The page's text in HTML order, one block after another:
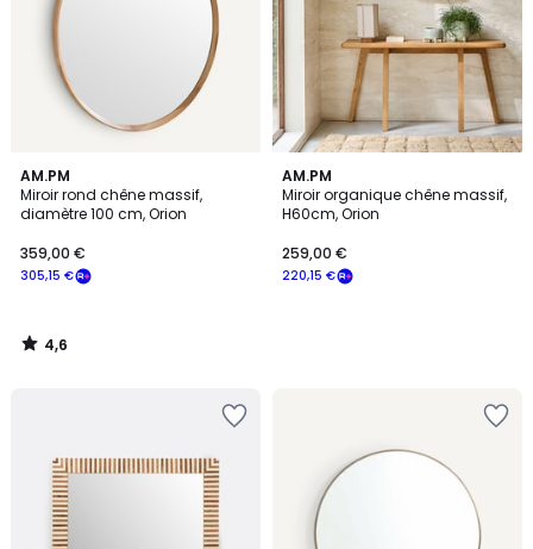
AM.PM
Miroir rond chêne massif,
diamètre 100 cm, Orion
305,15 €
359,00 €
4,6
/ 5
4,6
/
AM.PM
Miroir organique chêne massif,
H60cm, Orion
220,15 €
259,00 €